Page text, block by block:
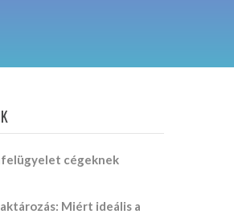
cégeknek
Miért ideális a